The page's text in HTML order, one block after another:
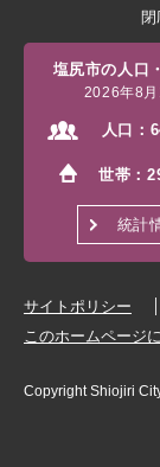
塩尻市の人口
2026年8月
人口：
世帯：
統計
サイトポリシー
このホームページ
Copyright Shiojiri